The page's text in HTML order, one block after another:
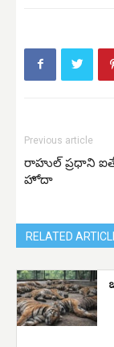
Previous article
రాహుల్ ప్రధాని
హోదా
RELATED